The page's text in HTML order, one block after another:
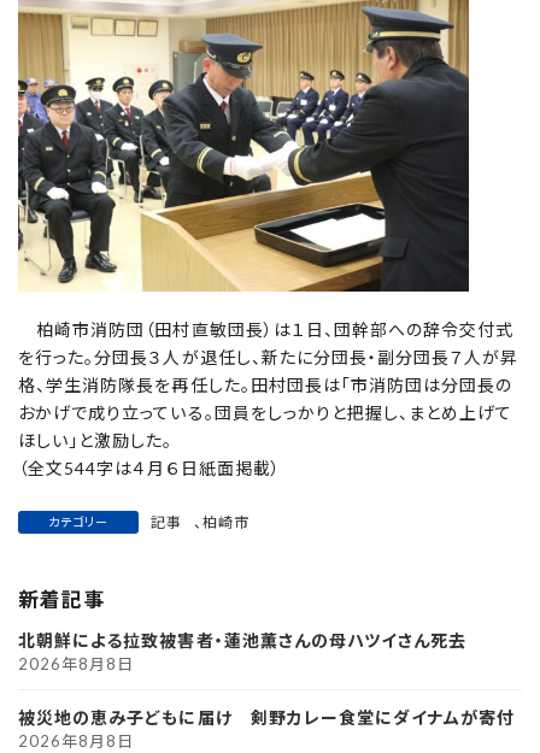
新
日
時
:
柏崎市消防団（田村直敏団長）は１日、団幹部への辞令交付式
を行った。分団長３人が退任し、新たに分団長・副分団長７人が昇
格、学生消防隊長を再任した。田村団長は「市消防団は分団長の
おかげで成り立っている。団員をしっかりと把握し、まとめ上げて
ほしい」と激励した。
（全文544字は４月６日紙面掲載）
カテゴリー 記事 、 柏崎市
新着記事
北朝鮮による拉致被害者・蓮池薫さんの母ハツイさん死去
2026年8月8日
被災地の恵み子どもに届け 剣野カレー食堂にダイナムが寄付
2026年8月8日